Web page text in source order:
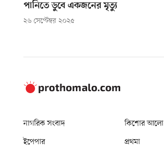
পানিতে ডুবে একজনের মৃত্যু
২৬ সেপ্টেম্বর ২০২৫
নাগরিক সংবাদ কিশোর আলো
ইপেপার
প্রথমা